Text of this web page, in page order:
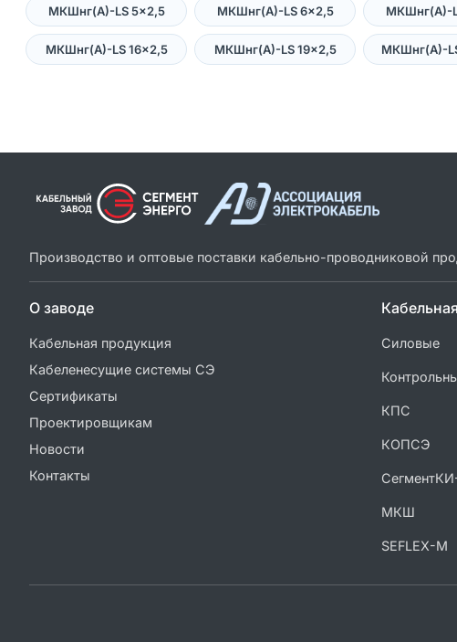
МКШнг(А)-LS 5×2,5 МКШнг(А)-LS 6×2,5 МКШнг(А)-
МКШнг(А)-LS 16×2,5 МКШнг(А)-LS 19×2,5 МКШнг(А)-
Производство и оптовые поставки кабельно-проводниковой
О заводе
Кабельная продукция
Кабеленесущие системы СЭ
Сертификаты
Проектировщикам
Новости
Контакты
Силовые
КПС
КОПСЭ
МКШ
SEFLEX-M